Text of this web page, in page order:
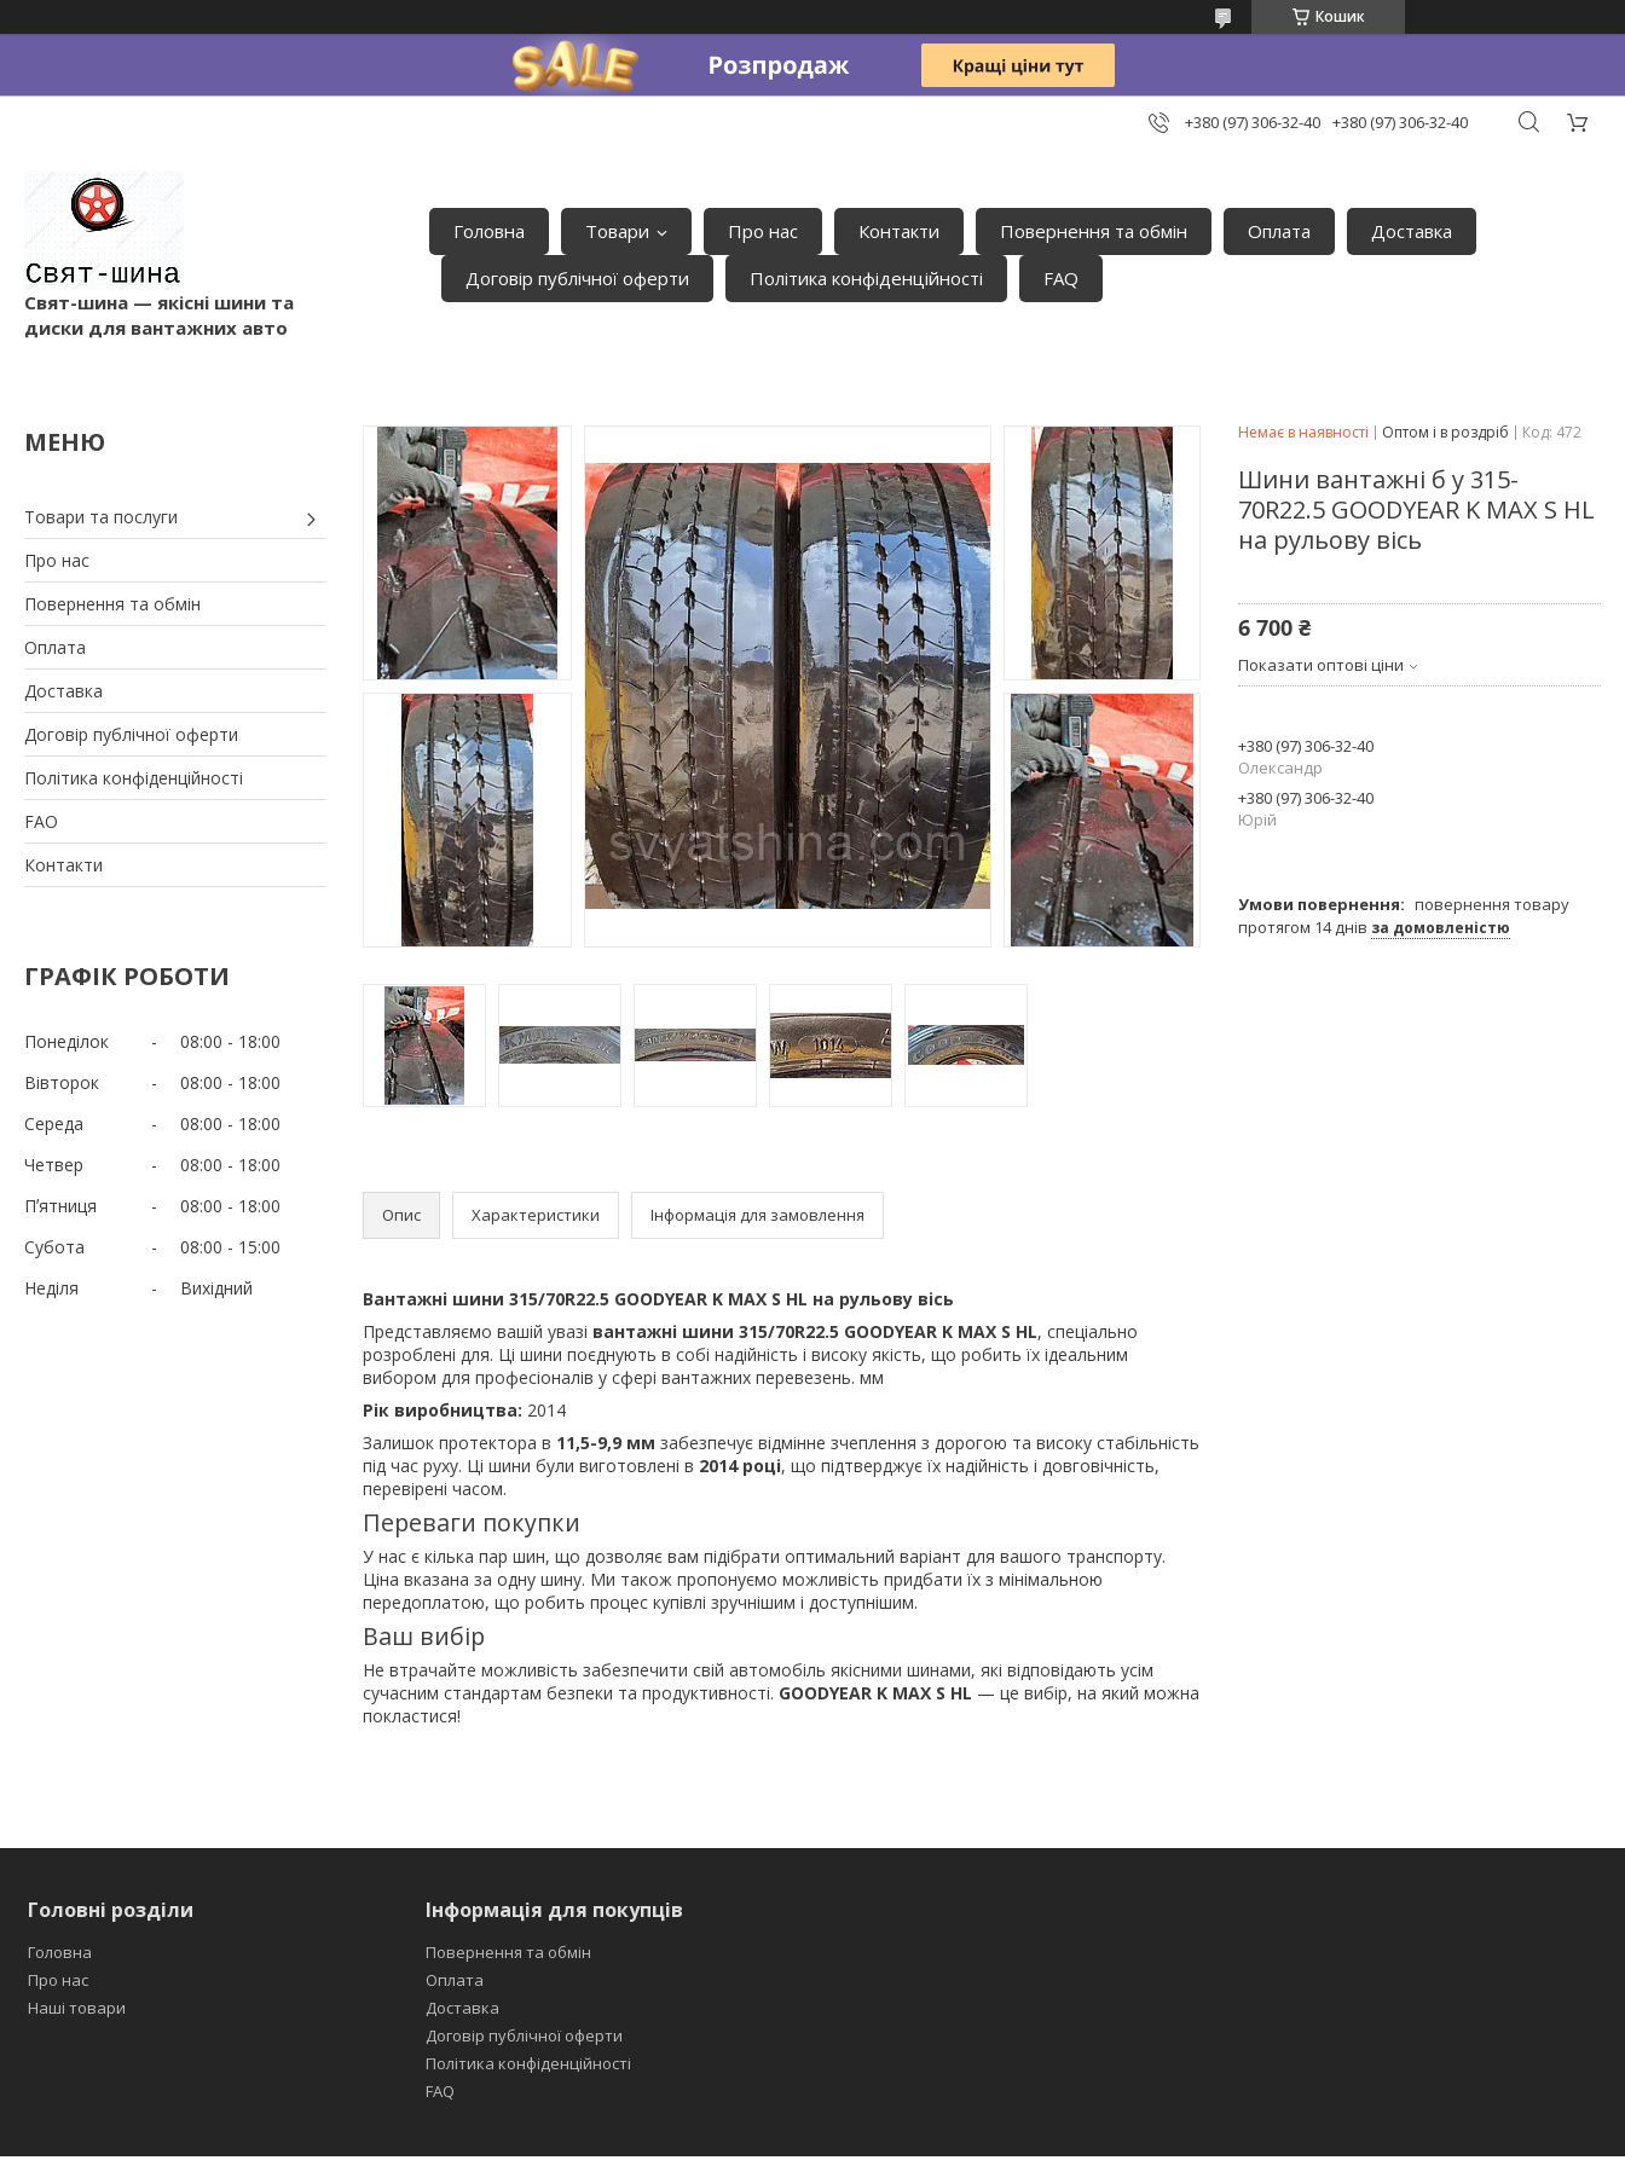
Кошик
+380 (97) 306-32-40 +380 (97) 306-32-40
Свят-шина — якісні шини та
диски для вантажних авто
Головна Товари Про нас Контакти Повернення та обмін Оплата
Доставка
Договір публічної оферти
Політика конфіденційності FAQ
Товари та послуги
Про нас
Повернення та обмін
Оплата
Доставка
Договір публічної оферти
Політика конфіденційності
FAO
Контакти
ГРАФІК РОБОТИ
Понеділок 08:00
18:00
Вівторок
08:00
18:00
Середа
08:00
18:00
Четвер
08:00
18:00
Пʼятниця
08:00
18:00
Субота
08:00
15:00
Неділя
Вихідний
Опис Характеристики Інформація для замовлення
Вантажні шини 315/70R22.5 GOODYEAR K MAX S HL на рульову вісь
Представляємо вашій увазі вантажні шини 315/70R22.5 GOODYEAR K MAX S HL, спеціально
розроблені для. Ці шини поєднують в собі надійність і високу якість, що робить їх ідеальним
вибором для професіоналів у сфері вантажних перевезень. мм
Рік виробництва: 2014
Залишок протектора в 11,5-9,9 мм забезпечує відмінне зчеплення з дорогою та високу стабільність
під час руху. Ці шини були виготовлені в 2014 році, що підтверджує їх надійність і довговічність,
перевірені часом.
Переваги покупки
У нас є кілька пар шин, що дозволяє вам підібрати оптимальний варіант для вашого транспорту.
Ціна вказана за одну шину. Ми також пропонуємо можливість придбати їх з мінімальною
передоплатою, що робить процес купівлі зручнішим і доступнішим.
Ваш вибір
Не втрачайте можливість забезпечити свій автомобіль якісними шинами, які відповідають усім
сучасним стандартам безпеки та продуктивності. GOODYEAR K MAX S HL — це вибір, на який можна
покластися!
Немає в наявності Оптом і в роздріб Код: 472
Шини вантажні б у 315-
70R22.5 GOODYEAR K MAX S HL
на рульову вісь
6 700 ₴
Показати оптові ціни
+380 (97) 306-32-40
Олександр
+380 (97) 306-32-40
Юрій
повернення товару
протягом 14 днів за домовленістю
Головні розділи
Головна
Про нас
Наші товари
Інформація для покупців
Повернення та обмін
Оплата
Доставка
Договір публічної оферти
Політика конфіденційності
FAQ